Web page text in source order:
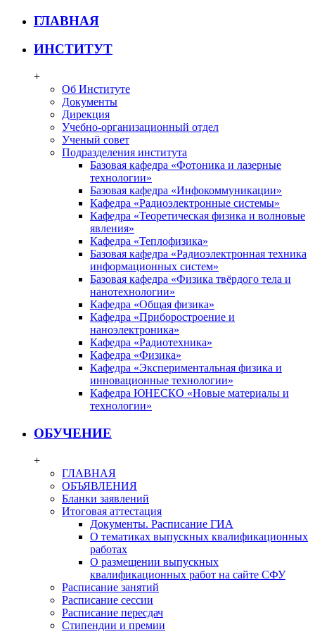
ГЛАВНАЯ
ИНСТИТУТ
+
Об Институте
Документы
Дирекция
Учебно-организационный отдел
Ученый совет
Подразделения института
Базовая кафедра «Фотоника и лазерные
технологии»
Базовая кафедра «Инфокоммуникации»
Кафедра «Радиоэлектронные системы»
Кафедра «Теоретическая физика и волновые
явления»
Кафедра «Теплофизика»
Базовая кафедра «Радиоэлектронная техника
информационных систем»
Базовая кафедра «Физика твёрдого тела и
нанотехнологии»
Кафедра «Общая физика»
Кафедра «Приборостроение и
наноэлектроника»
Кафедра «Радиотехника»
Кафедра «Физика»
Кафедра «Экспериментальная физика и
инновационные технологии»
Кафедра ЮНЕСКО «Новые материалы и
технологии»
ОБУЧЕНИЕ
+
ГЛАВНАЯ
ОБЪЯВЛЕНИЯ
Бланки заявлений
Итоговая аттестация
Документы. Расписание ГИА
О тематиках выпускных квалификационных
работах
О размещении выпускных
квалификационных работ на сайте СФУ
Расписание занятий
Расписание сессии
Расписание пересдач
Стипендии и премии